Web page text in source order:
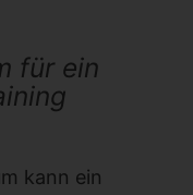
für ein
kann ein